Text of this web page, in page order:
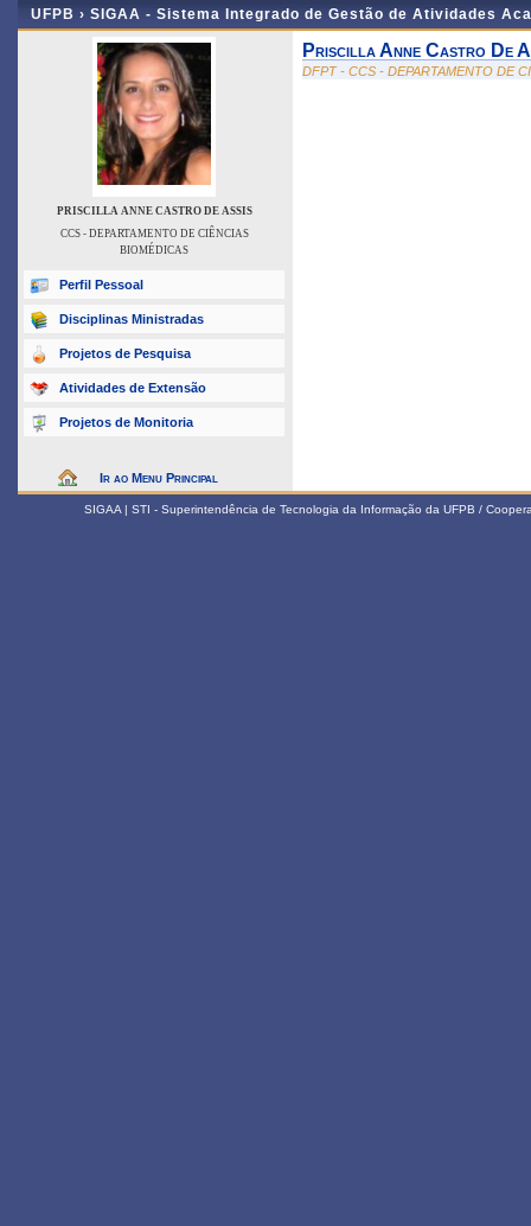
UFPB › SIGAA - Sistema Integrado de Gestão de Atividades
PRISCILLA ANNE CASTRO DE ASSIS
CCS - DEPARTAMENTO DE CIÊNCIAS
BIOMÉDICAS
Perfil Pessoal
Disciplinas Ministradas
Projetos de Pesquisa
Atividades de Extensão
Projetos de Monitoria
Ir ao Menu Principal
Priscilla Anne Castro De
DFPT - CCS - DEPARTAMENTO DE
SIGAA | STI - Superintendência de Tecnologia da Informação da UFPB /